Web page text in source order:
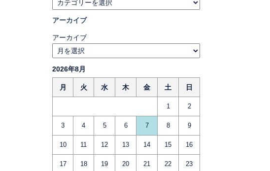
アーカイブ
アーカイブ
2026年8月
月 火 水 木 金 土 日
1 2
3 4 5 6 7 8 9
10 11 12 13 14 15 16
17 18 19 20 21 22 23